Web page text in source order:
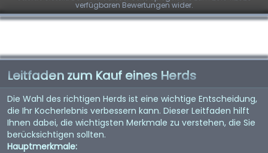
verfügbaren Bewertungen wider.
Leitfaden zum Kauf eines Herds
Die Wahl des richtigen Herds ist eine wichtige Entscheidung,
die Ihr Kocherlebnis verbessern kann. Dieser Leitfaden hilft
Ihnen dabei, die wichtigsten Merkmale zu verstehen, die Sie
berücksichtigen sollten.
Hauptmerkmale: